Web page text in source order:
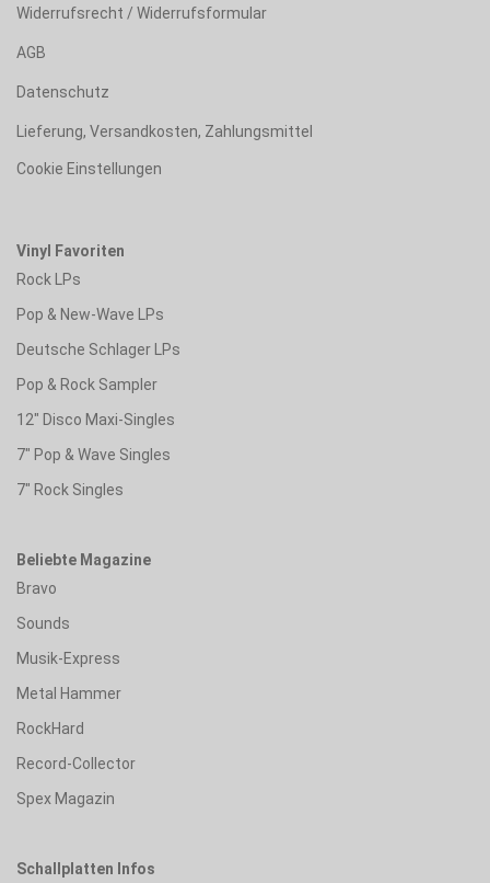
Widerrufsrecht / Widerrufsformular
AGB
Datenschutz
Lieferung, Versandkosten, Zahlungsmittel
Cookie Einstellungen
Vinyl Favoriten
Rock LPs
Pop & New-Wave LPs
Deutsche Schlager LPs
Pop & Rock Sampler
12" Disco Maxi-Singles
7" Pop & Wave Singles
7" Rock Singles
Beliebte Magazine
Bravo
Sounds
Musik-Express
Metal Hammer
RockHard
Record-Collector
Spex Magazin
Schallplatten Infos